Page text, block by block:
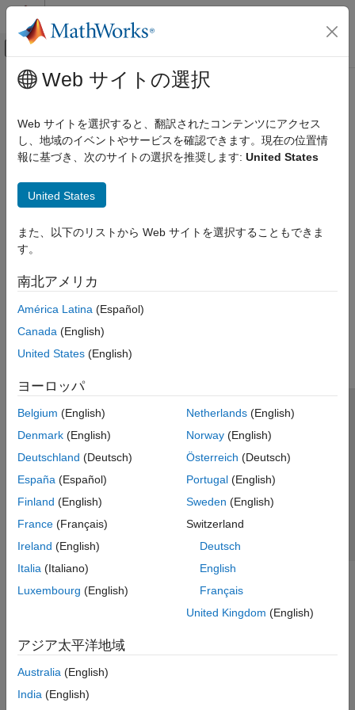
コンテンツへスキップ
オフキャンバス ナビゲーション メ
ドキュメンテーションのホーム
メインコンテンツ
Web サイトの選択
Web サイトを選択すると、翻訳されたコンテンツにアクセス
し、地域のイベントやサービスを確認できます。現在の位置情
報に基づき、次のサイトの選択を推奨します: United States
United States
また、以下のリストから Web サイトを選択することもできま
す。
南北アメリカ
América Latina (Español)
Canada (English)
United States (English)
ヨーロッパ
Belgium (English)
Denmark (English)
Deutschland (Deutsch)
España (Español)
Finland (English)
France (Français)
Ireland (English)
Italia (Italiano)
Luxembourg (English)
Netherlands(English)
Norway(English)
Österreich (Deutsch)
Portugal(English)
Sweden (English)
Switzerland
Deutsch
English
Français
United Kingdom (English)
アジア太平洋地域
Australia (English)
India (English)
トラストセンター
プライバシー ポリシー
違法コピー防止
アプリケーション ステータス
© 1994-2026 The MathWorks, Inc.